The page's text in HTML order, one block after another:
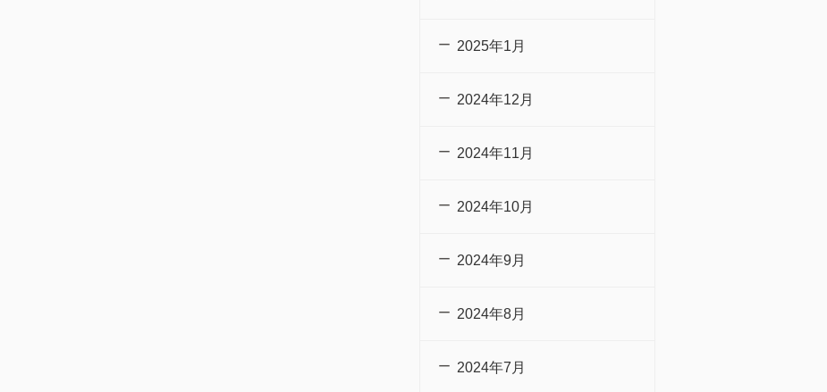
2025年1月
2024年12月
2024年11月
2024年10月
2024年9月
2024年8月
2024年7月